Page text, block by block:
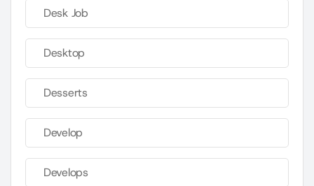
Desk Job
Desktop
Desserts
Develop
Develops